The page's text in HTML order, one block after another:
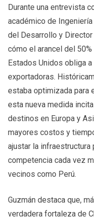
Durante una entrevista
académico de
del Desarrollo y
cómo el arancel del
Estados Unidos obliga
exportadoras.
estaba optimizada para
esta nueva medida
destinos en Europa y
mayores costos y
ajustar la infraestructura
competencia cada vez
vecinos como Perú.
Guzmán destaca que,
verdadera fortaleza de